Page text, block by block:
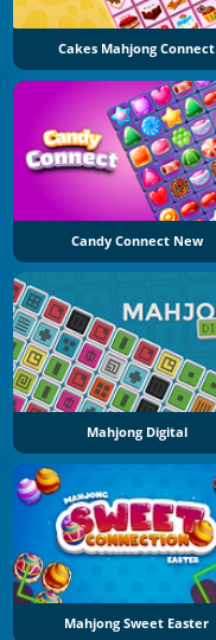
Cakes Mahjong Connect
Candy Connect New
Mahjong Digital
Mahjong Sweet Easter